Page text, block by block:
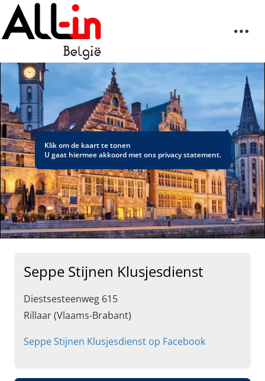
Klik om de kaart te tonen
U gaat hiermee akkoord met ons privacy statement.
Seppe Stijnen Klusjesdienst
Diestsesteenweg 615
Rillaar (Vlaams-Brabant)
Seppe Stijnen Klusjesdienst op Facebook